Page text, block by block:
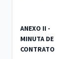
ANEXO II -
MINUTA DE
CONTRATO